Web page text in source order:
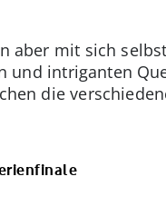
aber mit sich
und intriganten
die